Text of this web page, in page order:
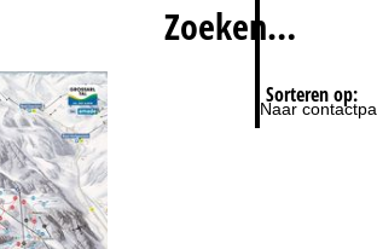
Naar
Zoeken…
Sorteren op: